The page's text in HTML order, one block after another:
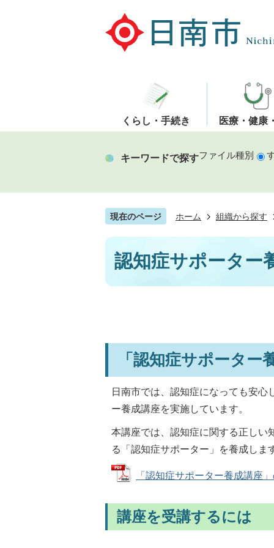
くらし・手続き 医療・健康
キーワードで探すファイル種別
現在のページ ホーム 組織から探す
認知症サポーター
「認知症サポーター
日南市では、認知症になっても安
ー養成講座を実施しています。
本講座では、認知症に関する正しい
る「認知症サポーター」を養成しま
「認知症サポーター養成講座
講座を受講するには